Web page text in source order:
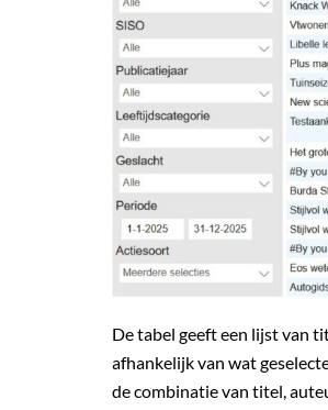
De tabel geeft een lijst van
afhankelijk van wat
de combinatie van titel,